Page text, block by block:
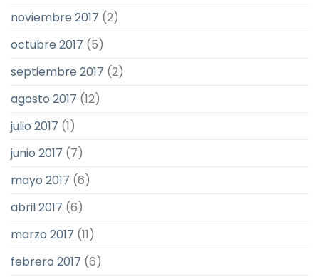
noviembre 2017 (2)
octubre 2017 (5)
septiembre 2017 (2)
agosto 2017 (12)
julio 2017 (1)
junio 2017 (7)
mayo 2017 (6)
abril 2017 (6)
marzo 2017 (11)
febrero 2017 (6)